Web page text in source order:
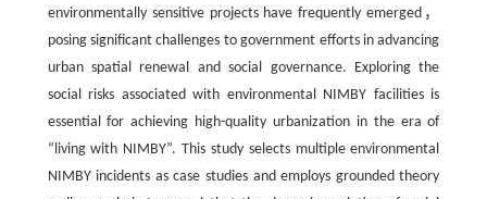
environmentally sensitive projects have frequently emerged，
posing significant challenges to government efforts in advancing
urban spatial renewal and social governance. Exploring the
social risks associated with environmental NIMBY facilities is
essential for achieving high-quality urbanization in the era of
“living with NIMBY”. This study selects multiple environmental
NIMBY incidents as case studies and employs grounded theory